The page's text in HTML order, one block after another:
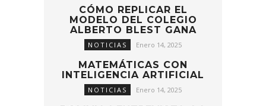
CÓMO REPLICAR EL
MODELO DEL COLEGIO
ALBERTO BLEST GANA
NOTICIAS Enero 14, 2025
MATEMÁTICAS CON
INTELIGENCIA ARTIFICIAL
NOTICIAS Enero 14, 2025